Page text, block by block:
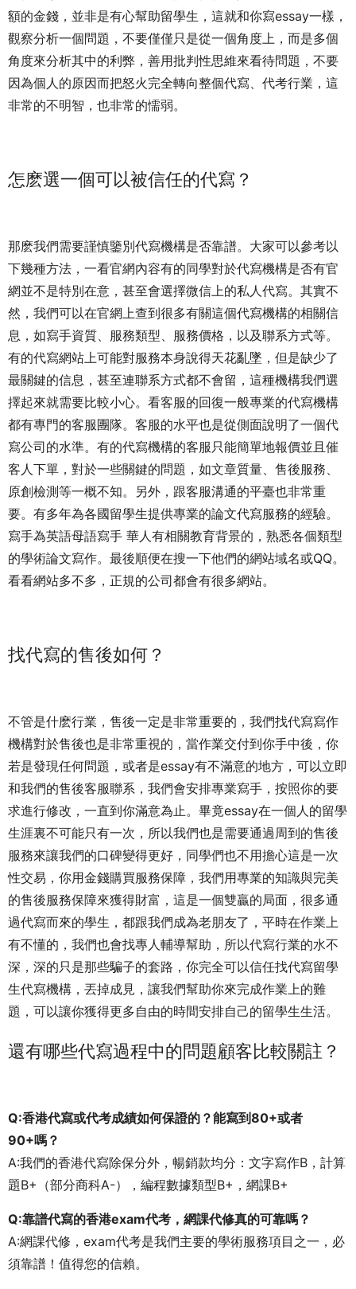
額的金錢，並非是有心幫助留學生，這就和你寫essay一樣，
觀察分析一個問題，不要僅僅只是從一個角度上，而是多個
角度來分析其中的利弊，善用批判性思維來看待問題，不要
因為個人的原因而把怒火完全轉向整個代寫、代考行業，這
非常的不明智，也非常的懦弱。
怎麽選一個可以被信任的代寫？
那麽我們需要謹慎鑒別代寫機構是否靠譜。大家可以參考以
下幾種方法，一看官網內容有的同學對於代寫機構是否有官
網並不是特別在意，甚至會選擇微信上的私人代寫。其實不
然，我們可以在官網上查到很多有關這個代寫機構的相關信
息，如寫手資質、服務類型、服務價格，以及聯系方式等。
有的代寫網站上可能對服務本身說得天花亂墜，但是缺少了
最關鍵的信息，甚至連聯系方式都不會留，這種機構我們選
擇起來就需要比較小心。看客服的回復一般專業的代寫機構
都有專門的客服團隊。客服的水平也是從側面說明了一個代
寫公司的水準。有的代寫機構的客服只能簡單地報價並且催
客人下單，對於一些關鍵的問題，如文章質量、售後服務、
原創檢測等一概不知。另外，跟客服溝通的平臺也非常重
要。有多年為各國留學生提供專業的論文代寫服務的經驗。
寫手為英語母語寫手 華人有相關教育背景的，熟悉各個類型
的學術論文寫作。最後順便在搜一下他們的網站域名或QQ。
看看網站多不多，正規的公司都會有很多網站。
找代寫的售後如何？
不管是什麽行業，售後一定是非常重要的，我們找代寫寫作
機構對於售後也是非常重視的，當作業交付到你手中後，你
若是發現任何問題，或者是essay有不滿意的地方，可以立即
和我們的售後客服聯系，我們會安排專業寫手，按照你的要
求進行修改，一直到你滿意為止。畢竟essay在一個人的留學
生涯裏不可能只有一次，所以我們也是需要通過周到的售後
服務來讓我們的口碑變得更好，同學們也不用擔心這是一次
性交易，你用金錢購買服務保障，我們用專業的知識與完美
的售後服務保障來獲得財富，這是一個雙贏的局面，很多通
過代寫而來的學生，都跟我們成為老朋友了，平時在作業上
有不懂的，我們也會找專人輔導幫助，所以代寫行業的水不
深，深的只是那些騙子的套路，你完全可以信任找代寫留學
生代寫機構，丟掉成見，讓我們幫助你來完成作業上的難
題，可以讓你獲得更多自由的時間安排自己的留學生生活。
還有哪些代寫過程中的問題顧客比較關註？
Q:香港代寫或代考成績如何保證的？能寫到80+或者
90+嗎？
A:我們的香港代寫除保分外，暢銷款均分：文字寫作B，計算
題B+（部分商科A-），編程數據類型B+，網課B+
Q:靠譜代寫的香港exam代考，網課代修真的可靠嗎？
A:網課代修，exam代考是我們主要的學術服務項目之一，必
須靠譜！值得您的信賴。